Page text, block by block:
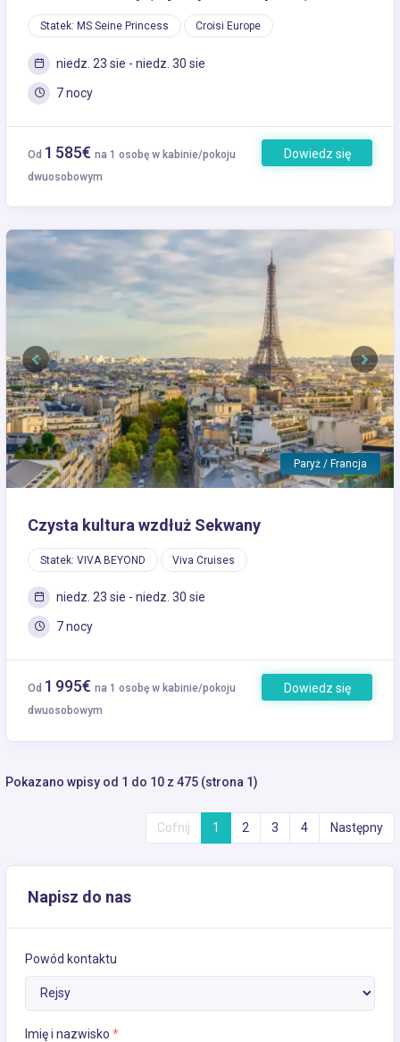
Statek: MS Seine Princess Croisi Europe
niedz. 23 sie - niedz. 30 sie
7 nocy
Od 1 585€ na 1 osobę w kabinie/pokoju
dwuosobowym
Dowiedz się
więcej
Paryż / Francja
Previous Next
Czysta kultura wzdłuż Sekwany
Statek: VIVA BEYOND Viva Cruises
niedz. 23 sie - niedz. 30 sie
7 nocy
Od 1 995€ na 1 osobę w kabinie/pokoju
dwuosobowym
Dowiedz się
więcej
Pokazano wpisy od 1 do 10 z 475 (strona 1)
Cofnij 1 2 3 4 Następny
Napisz do nas
Powód kontaktu
Imię i nazwisko *